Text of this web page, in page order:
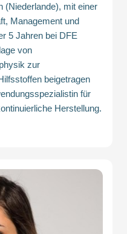
(Niederlande), mit einer
Management und
5 Jahren bei DFE
von
zur
beigetragen
für
Herstellung.